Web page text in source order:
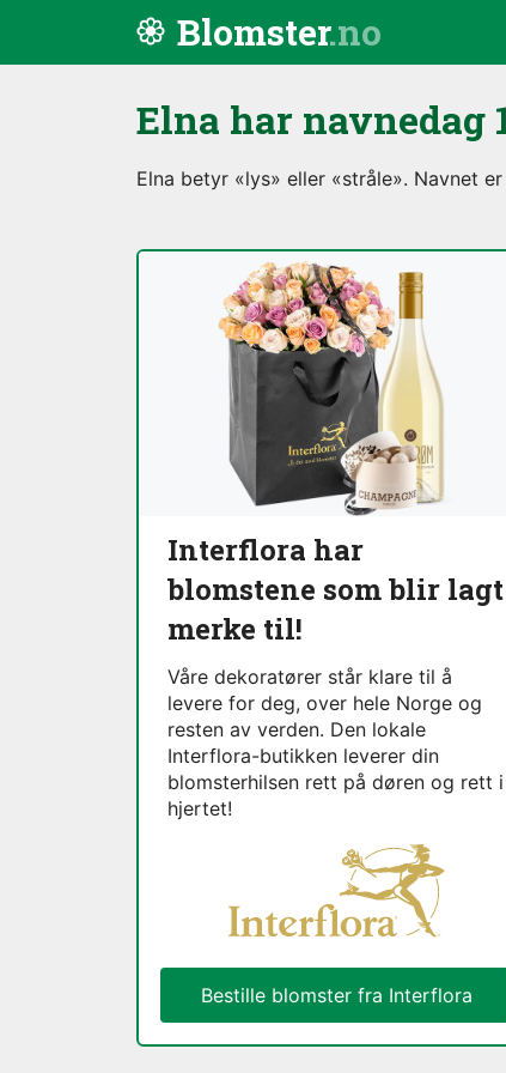
Blomster
Elna har navnedag
Elna betyr «lys» eller «stråle». Navnet
Interflora har
blomstene som blir lagt
merke til!
Våre dekoratører står klare til å
levere for deg, over hele Norge og
resten av verden. Den lokale
Interflora-butikken leverer din
blomsterhilsen rett på døren og rett i
hjertet!
Bestille blomster fra Interflora